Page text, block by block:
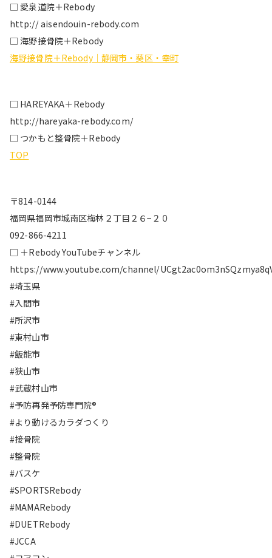
□ 愛泉道院＋Rebody
http:// aisendouin-rebody.com
□ 海野接骨院＋Rebody
海野接骨院＋Rebody｜静岡市・葵区・幸町
□ HAREYAKA＋Rebody
http://hareyaka-rebody.com/
□ つかもと整骨院＋Rebody
TOP
〒814-0144
福岡県福岡市城南区梅林２丁目２６−２０
092-866-4211
□ ＋Rebody YouTubeチャンネル
https://www.youtube.com/channel/
#埼玉県
#入間市
#所沢市
#東村山市
#飯能市
#狭山市
#武蔵村山市
#予防再発予防専門院®︎
#より動けるカラダつくり
#接骨院
#整骨院
#バスケ
#SPORTSRebody
#MAMARebody
#DUETRebody
#JCCA